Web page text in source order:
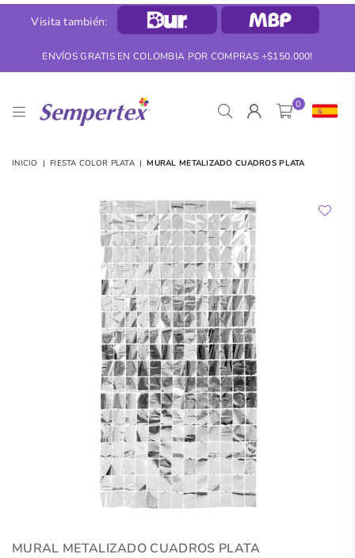
Visita también:
ENVÍOS GRATIS EN COLOMBIA POR COMPRAS +$150.000!
SEMPERTEX
0
INICIO | FIESTA COLOR PLATA | MURAL METALIZADO CUADROS PLATA
MURAL METALIZADO CUADROS PLATA